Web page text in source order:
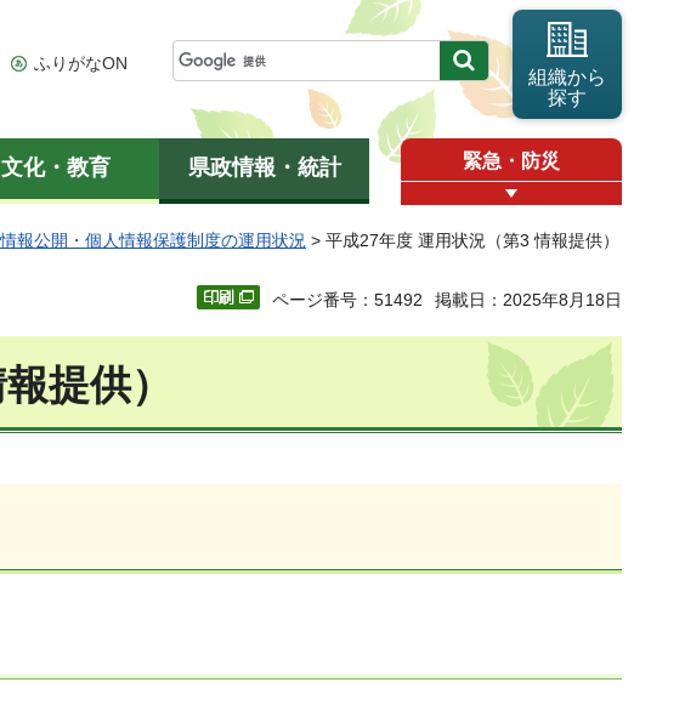
ふりがなON
組織から
探す
文化・教育 県政情報・統計 緊急・防災
報公開・個人情報保護制度の運用状況 > 平成27年度 運用状況（第3 情報提供）
ページ番号：51492 掲載日：2025年8月18日
提供）